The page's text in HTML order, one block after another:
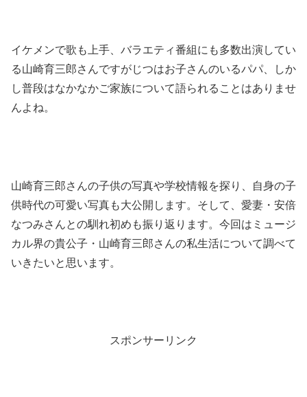
イケメンで歌も上手、バラエティ番組にも多数出演してい
る山崎育三郎さんですがじつはお子さんのいるパパ、しか
し普段はなかなかご家族について語られることはありませ
んよね。
山崎育三郎さんの子供の写真や学校情報を探り、自身の子
供時代の可愛い写真も大公開します。そして、愛妻・安倍
なつみさんとの馴れ初めも振り返ります。今回はミュージ
カル界の貴公子・山崎育三郎さんの私生活について調べて
いきたいと思います。
スポンサーリンク